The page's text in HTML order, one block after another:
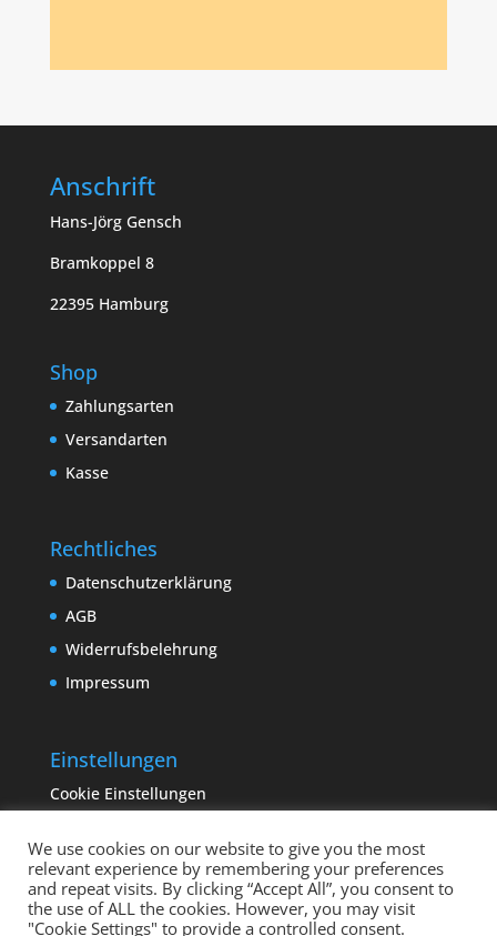
Anschrift
Hans-Jörg Gensch
Bramkoppel 8
22395 Hamburg
Shop
Zahlungsarten
Versandarten
Kasse
Rechtliches
Datenschutzerklärung
AGB
Widerrufsbelehrung
Impressum
Einstellungen
Cookie Einstellungen
We use cookies on our website to give you the most
relevant experience by remembering your preferences
and repeat visits. By clicking “Accept All”, you consent to
the use of ALL the cookies. However, you may visit
"Cookie Settings" to provide a controlled consent.